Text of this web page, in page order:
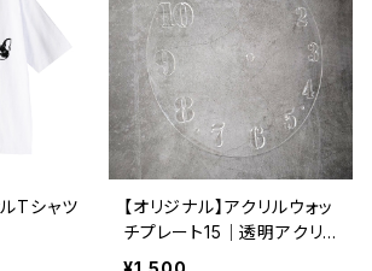
Tシャツ
【オリジナル】アクリルウォッ
チプレート15｜透明アクリ
ル素材 ステンシル文字盤｜